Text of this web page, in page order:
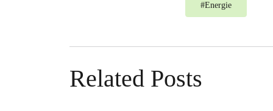
#Energie
Related Posts